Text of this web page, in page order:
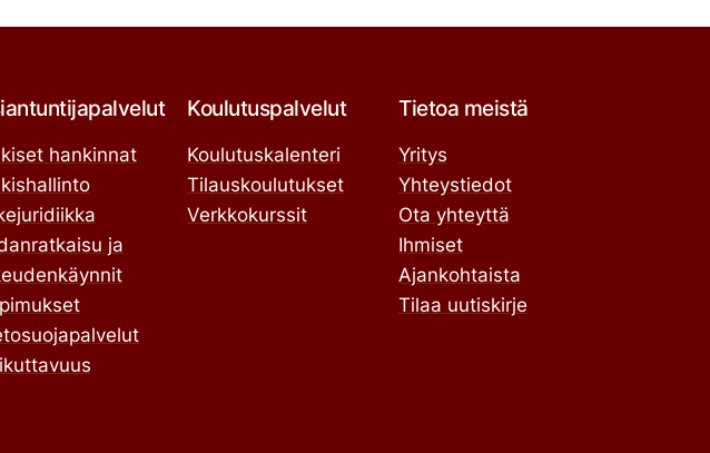
hankinnat
ja
Koulutuspalvelut
Koulutuskalenteri
Tilauskoulutukset
Verkkokurssit
Tietoa meistä
Yritys
Yhteystiedot
Ota yhteyttä
Ihmiset
Ajankohtaista
Tilaa uutiskirje